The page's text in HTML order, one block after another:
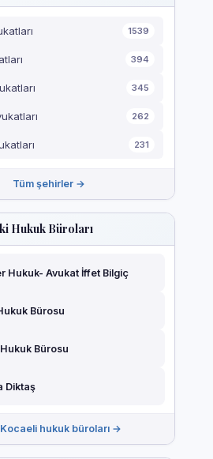
1539
394
345
262
231
Tüm şehirler →
Hukuk Büroları
Hukuk- Avukat İffet Bilgiç
Bürosu
Bürosu
Diktaş
hukuk büroları →